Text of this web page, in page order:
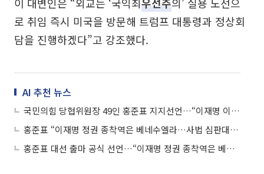
로 취임 즉시 미국을 방문해 트럼프 대통령과 정상회
담을 진행하겠다”고 강조했다.
AI 추천 뉴스
국민의힘 당협위원장 49인 홍준표 지지선언…“이재명 이길 후보”
홍준표 “이재명 정권 종착역은 베네수엘라…사법 심판대 세워야”
홍준표 대선 출마 공식 선언…“이재명 정권 종착역은 베네수엘라"